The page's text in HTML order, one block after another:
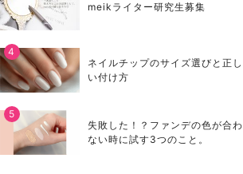
meikライター研究生募集
ネイルチップのサイズ選びと正し
い付け方
失敗した！？ファンデの色が合わ
ない時に試す3つのこと。